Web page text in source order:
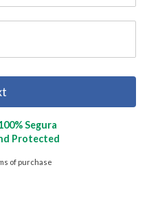
Segura
Protected
of purchase